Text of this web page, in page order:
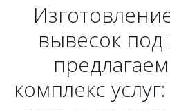
вывесок
комплекс